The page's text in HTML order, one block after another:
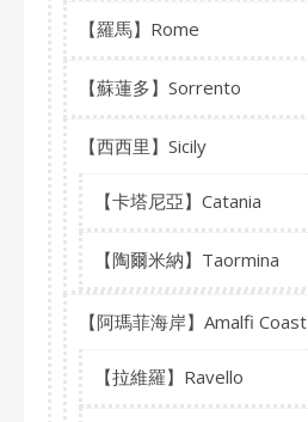
【羅馬】Rome
【蘇蓮多】Sorrento
【西西里】Sicily
【卡塔尼亞】Catania
【陶爾米納】Taormina
【阿瑪菲海岸】Amalfi Coast
【拉維羅】Ravello